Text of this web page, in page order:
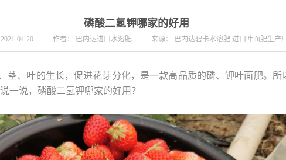
磷酸二氢钾哪家的好用
2021-04-20 作者： 巴内达进口水溶肥 来源： 巴内达碧卡水溶肥 进口叶面肥生产
茎、叶的生长，促进花芽分化，是一款高品质的磷、钾叶面肥。所
一说，磷酸二氢钾哪家的好用？